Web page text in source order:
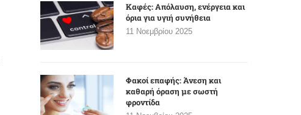
Καφές: Απόλαυση, ενέργεια και
όρια για υγιή συνήθεια
11 Νοεμβρίου 2025
Φακοί επαφής: Άνεση και
καθαρή όραση με σωστή
φροντίδα